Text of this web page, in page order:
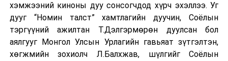
хэмжээний киноны дуу сонсогчдод хүрч эхэллээ. Уг
дууг “Номин талст” хамтлагийн дуучин, Соёлын
тэргүүний ажилтан Т.Дэлгэрмөрөн дуулсан бол
аялгууг Монгол Улсын Урлагийн гавьяат зүтгэлтэн,
хөгжмийн зохиолч Л.Балхжав, шүлгийг Соёлын